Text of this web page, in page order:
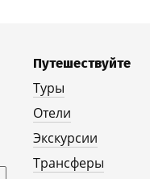
Путешествуйте
Туры
Отели
Экскурсии
Трансферы